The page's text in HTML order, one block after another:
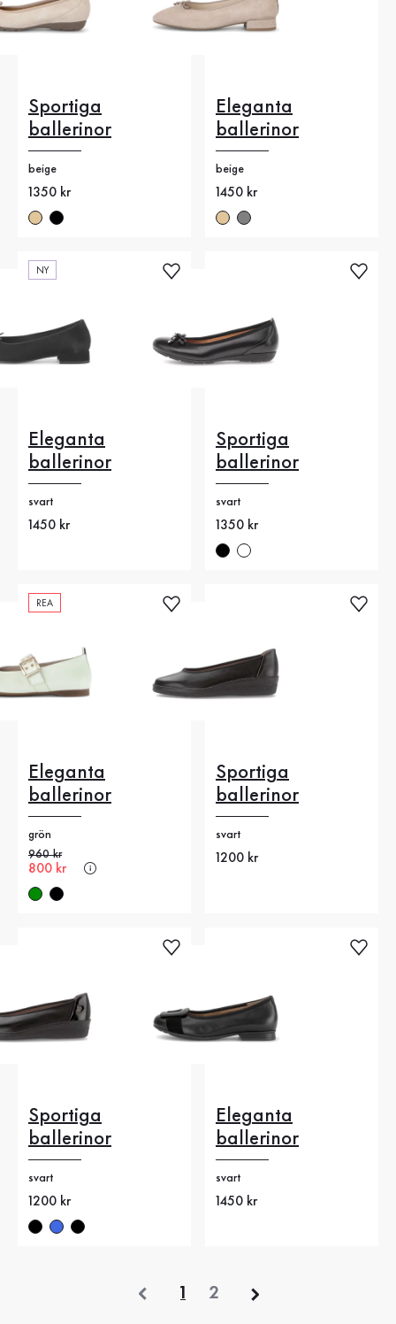
Sportiga
ballerinor
beige
Nytt pris
1350 kr
Eleganta
ballerinor
beige
Nytt pris
1450 kr
NY
Eleganta
ballerinor
svart
Nytt pris
1450 kr
Sportiga
ballerinor
svart
Nytt pris
1350 kr
REA
Eleganta
ballerinor
grön
Gammalt pris
960 kr
Nytt pris
800 kr
Sportiga
ballerinor
svart
Nytt pris
1200 kr
Sportiga
ballerinor
svart
Nytt pris
1200 kr
Eleganta
ballerinor
svart
Nytt pris
1450 kr
1 2